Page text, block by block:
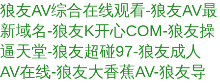
狼友AV综合在线观看-狼友AV最
新域名-狼友K开心COM-狼友操
逼天堂-狼友超碰97-狼友成人
AV在线-狼友大香蕉AV-狼友导